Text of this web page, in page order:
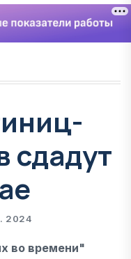
сдадут
2024
во времени"